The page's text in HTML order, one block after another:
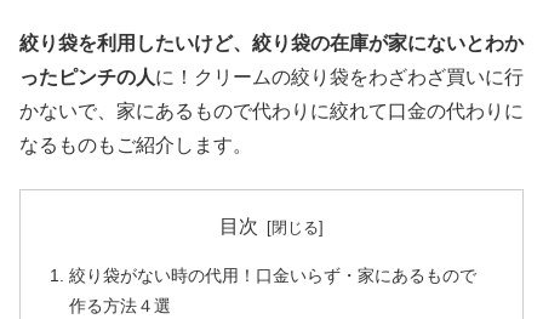
絞り袋を利用したいけど、絞り袋の在庫が家にないとわか
ったピンチの人に！クリームの絞り袋をわざわざ買いに行
かないで、家にあるもので代わりに絞れて口金の代わりに
なるものもご紹介します。
目次
絞り袋がない時の代用！口金いらず・家にあるもので
作る方法４選